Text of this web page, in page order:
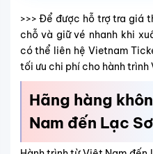
>>> Để được hỗ trợ tra giá
chỗ và giữ vé nhanh khi
có thể liên hệ Vietnam
tối ưu chi phí cho hành trình
Hãng hàng
Nam đến Lạc